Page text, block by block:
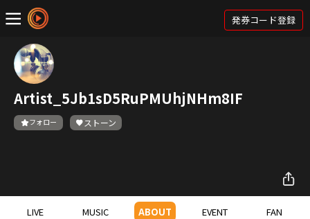
発券コード登録
Artist_5Jb1sD5RuPMUhjNHm8IF
フォロー ストーン
LIVE MUSIC ABOUT EVENT FAN